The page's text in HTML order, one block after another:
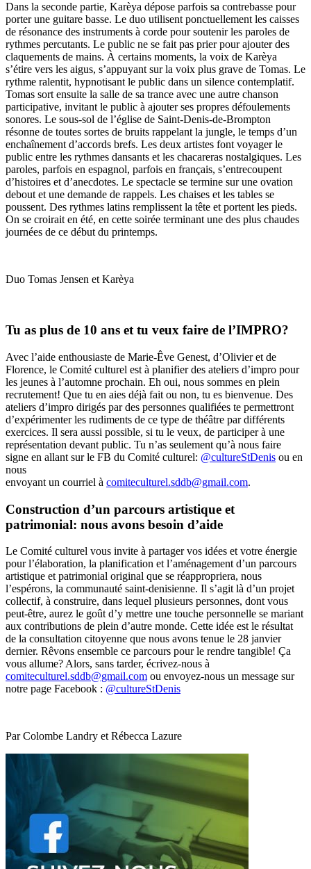
Dans la seconde partie, Karèya dépose parfois sa contrebasse pour
porter une guitare basse. Le duo utilisent ponctuellement les caisses
de résonance des instruments à corde pour soutenir les paroles de
rythmes percutants. Le public ne se fait pas prier pour ajouter des
claquements de mains. À certains moments, la voix de Karèya
s’étire vers les aigus, s’appuyant sur la voix plus grave de Tomas. Le
rythme ralentit, hypnotisant le public dans un silence contemplatif.
Tomas sort ensuite la salle de sa trance avec une autre chanson
participative, invitant le public à ajouter ses propres défoulements
sonores. Le sous-sol de l’église de Saint-Denis-de-Brompton
résonne de toutes sortes de bruits rappelant la jungle, le temps d’un
enchaînement d’accords brefs. Les deux artistes font voyager le
public entre les rythmes dansants et les chacareras nostalgiques. Les
paroles, parfois en espagnol, parfois en français, s’entrecoupent
d’histoires et d’anecdotes. Le spectacle se termine sur une ovation
debout et une demande de rappels. Les chaises et les tables se
poussent. Des rythmes latins remplissent la tête et portent les pieds.
On se croirait en été, en cette soirée terminant une des plus chaudes
journées de ce début du printemps.
Duo Tomas Jensen et Karèya
Tu as plus de 10 ans et tu veux faire de l’IMPRO?
Avec l’aide enthousiaste de Marie-Êve Genest, d’Olivier et de
Florence, le Comité culturel est à planifier des ateliers d’impro pour
les jeunes à l’automne prochain. Eh oui, nous sommes en plein
recrutement! Que tu en aies déjà fait ou non, tu es bienvenue. Des
ateliers d’impro dirigés par des personnes qualifiées te permettront
d’expérimenter les rudiments de ce type de théâtre par différents
exercices. Il sera aussi possible, si tu le veux, de participer à une
représentation devant public. Tu n’as seulement qu’à nous faire
signe en allant sur le FB du Comité culturel: @cultureStDenis ou en
nous
envoyant un courriel à comiteculturel.sddb@gmail.com.
Construction d’un parcours artistique et
patrimonial: nous avons besoin d’aide
Le Comité culturel vous invite à partager vos idées et votre énergie
pour l’élaboration, la planification et l’aménagement d’un parcours
artistique et patrimonial original que se réappropriera, nous
l’espérons, la communauté saint-denisienne. Il s’agit là d’un projet
collectif, à construire, dans lequel plusieurs personnes, dont vous
peut-être, aurez le goût d’y mettre une touche personnelle se mariant
aux contributions de plein d’autre monde. Cette idée est le résultat
de la consultation citoyenne que nous avons tenue le 28 janvier
dernier. Rêvons ensemble ce parcours pour le rendre tangible! Ça
vous allume? Alors, sans tarder, écrivez-nous à
comiteculturel.sddb@gmail.com ou envoyez-nous un message sur
notre page Facebook : @cultureStDenis
Par Colombe Landry et Rébecca Lazure